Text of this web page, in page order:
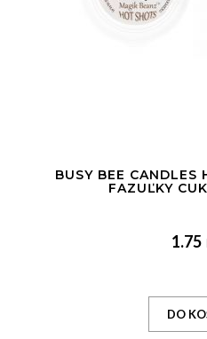
BUSY BEE CANDLES
FAZUĽKY
1.75